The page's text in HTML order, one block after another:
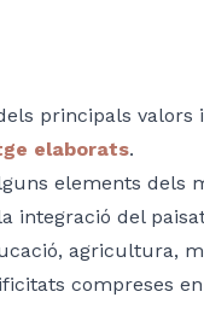
principals valors
elaborats.
elements dels
integració del
agricultura,
compreses